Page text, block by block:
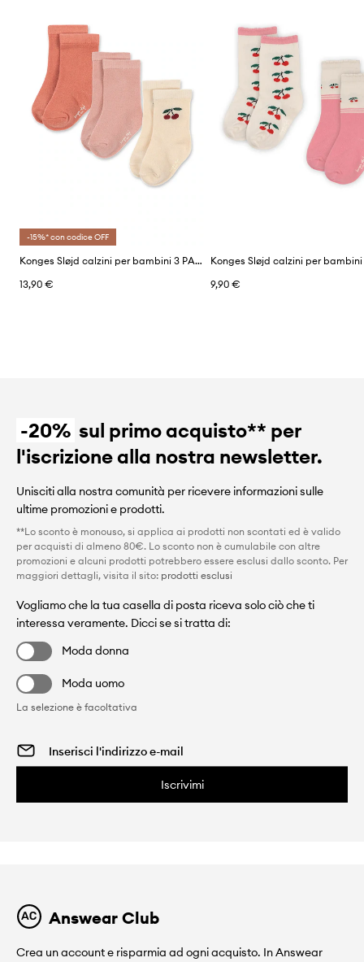
-15%* con codice OFF
Konges Sløjd calzini per bambini 3 PACK JACQUARD SOCKS
13,90 €
9,90 €
-20% sul primo acquisto** per
l'iscrizione alla nostra newsletter.
Unisciti alla nostra comunità per ricevere informazioni sulle
ultime promozioni e prodotti.
**Lo sconto è monouso, si applica ai prodotti non scontati ed è valido
per acquisti di almeno 80€. Lo sconto non è cumulabile con altre
promozioni e alcuni prodotti potrebbero essere esclusi dallo sconto. Per
maggiori dettagli, visita il sito: prodotti esclusi
Vogliamo che la tua casella di posta riceva solo ciò che ti
interessa veramente. Dicci se si tratta di:
Moda donna
Moda uomo
La selezione è facoltativa
Iscrivimi
Answear Club
Crea un account e risparmia ad ogni acquisto. In Answear